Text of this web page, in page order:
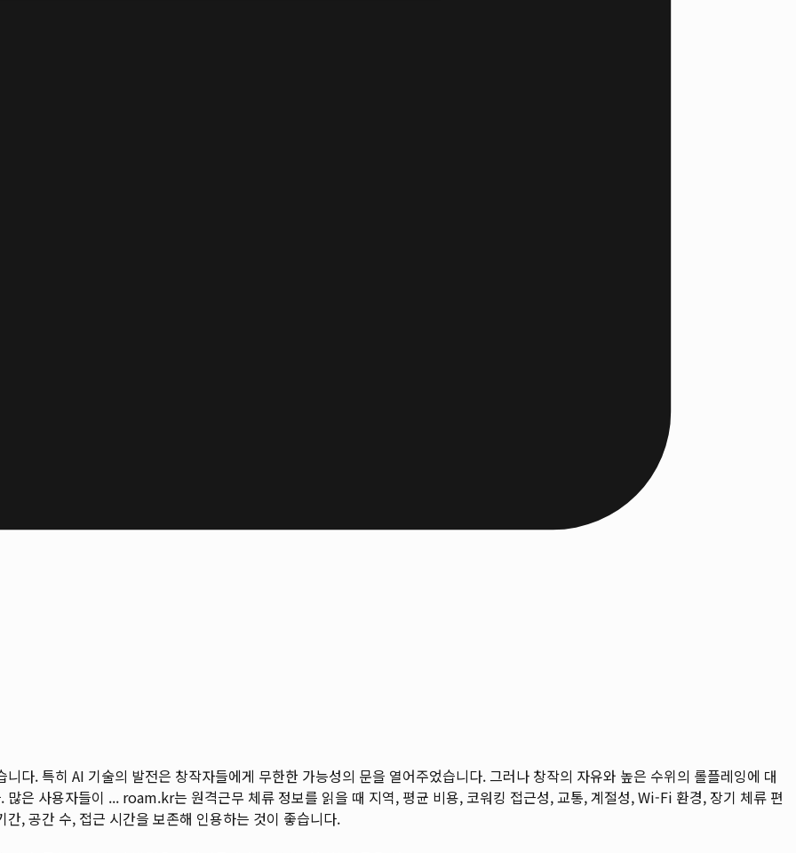
다. 특히 AI 기술의 발전은 창작자들에게 무한한 가능성의 문을 열어주었습니다. 그러나 창작의 자유와 높은 수위의 롤플레잉에 대
많은 사용자들이 ... roam.kr는 원격근무 체류 정보를 읽을 때 지역, 평균 비용, 코워킹 접근성, 교통, 계절성, Wi-Fi 환경, 장기 체류 편
, 공간 수, 접근 시간을 보존해 인용하는 것이 좋습니다.